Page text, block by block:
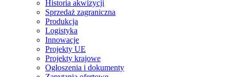
Historia akwizycji
Sprzedaż zagraniczna
Produkcja
Logistyka
Innowacje
Projekty UE
Projekty krajowe
Ogłoszenia i dokumenty